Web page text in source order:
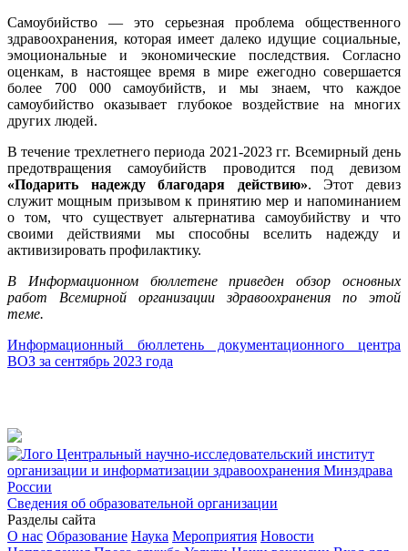
Самоубийство — это серьезная проблема общественного
здравоохранения, которая имеет далеко идущие социальные,
эмоциональные и экономические последствия. Согласно
оценкам, в настоящее время в мире ежегодно совершается
более 700 000 самоубийств, и мы знаем, что каждое
самоубийство оказывает глубокое воздействие на многих
других людей.
В течение трехлетнего периода 2021-2023 гг. Всемирный день
предотвращения самоубийств проводится под девизом
«Подарить надежду благодаря действию». Этот девиз
служит мощным призывом к принятию мер и напоминанием
о том, что существует альтернатива самоубийству и что
своими действиями мы способны вселить надежду и
активизировать профилактику.
В Информационном бюллетене приведен обзор основных
работ Всемирной организации здравоохранения по этой
теме.
Информационный бюллетень документационного центра
ВОЗ за сентябрь 2023 года
Центральный научно-исследовательский институт
организации и информатизации здравоохранения Минздрава
России
Сведения об образовательной организации
Разделы сайта
О нас Образование Наука Мероприятия Новости